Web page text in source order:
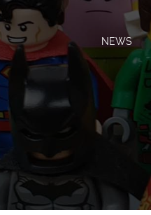
NEWS